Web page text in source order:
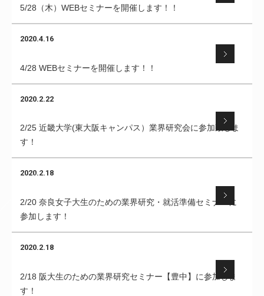
5/28（木）WEBセミナーを開催します！！
2020.4.16
4/28 WEBセミナーを開催します！！
2020.2.22
2/25 近畿大学(東大阪キャンパス）業界研究会に参加致しま
す！
2020.2.18
2/20 奈良女子大生のための業界研究・就活準備セミナーに
参加します！
2020.2.18
2/18 阪大生のための業界研究セミナー【豊中】に参加しま
す！